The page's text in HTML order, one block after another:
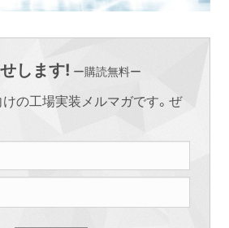
します! ー購読無料ー
の工場実装メルマガです。ぜ